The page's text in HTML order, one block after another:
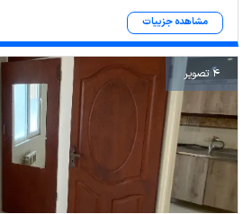
مشاهده جزییات
4 تصویر